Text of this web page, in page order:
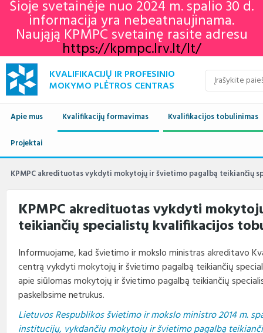
Šioje svetainėje nuo 2024 m. spalio 30 d.
informacija yra nebeatnaujinama.
Naująją KPMPC svetainę rasite adresu
https://kpmpc.lrv.lt/lt/
KVALIFIKACIJŲ IR PROFESINIO
MOKYMO PLĖTROS CENTRAS
Apie mus
Naujienos
KPMPC naujienlaiškių
archyvas
Apie mus Istorija
Nuostatai
Planavimo dokumentai
Viešieji pirkimai
rinkiniai
Struktūra ir kontaktai Klientų aptarnavimas
Struktūra
Direktorius
Kontaktai
Paslaugos
Teisės aktai
Korupcijos prevencija
Nuorodos
Kvalifikacijų formavimas
Europos
LTKS ir EKS
Standartai Profesiniai
standartai
Informacija
Profesinio rengimo
standartai
Naudingos nuorodos
Terminų žodynas
Kvalifikacijos tobulinimas
Renginių kalendorius
renginius
Projektai
Vykdomi projektai
KPMPC akredituotas vykdyti mokytojų ir švietimo pagalbą teikiančių
KPMPC akredituotas vykdyti
teikiančių specialistų kvalifikacijos
Informuojame, kad švietimo ir mokslo ministras akreditavo
centrą vykdyti mokytojų ir švietimo pagalbą teikiančių
apie siūlomas mokytojų ir švietimo pagalbą teikiančių
paskelbsime netrukus.
Lietuvos Respublikos švietimo ir mokslo ministro 2014 m.
institucijų, vykdančių mokytojų ir švietimo pagalbą